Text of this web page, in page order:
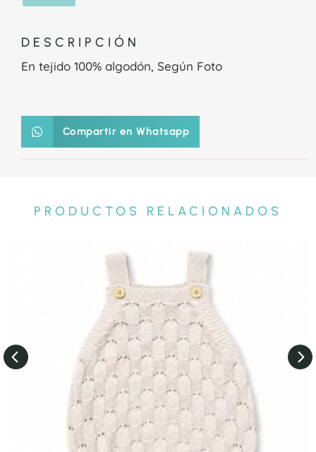
DESCRIPCIÓN
En tejido 100% algodón, Según Foto
Compartir en Whatsapp
PRODUCTOS RELACIONADOS